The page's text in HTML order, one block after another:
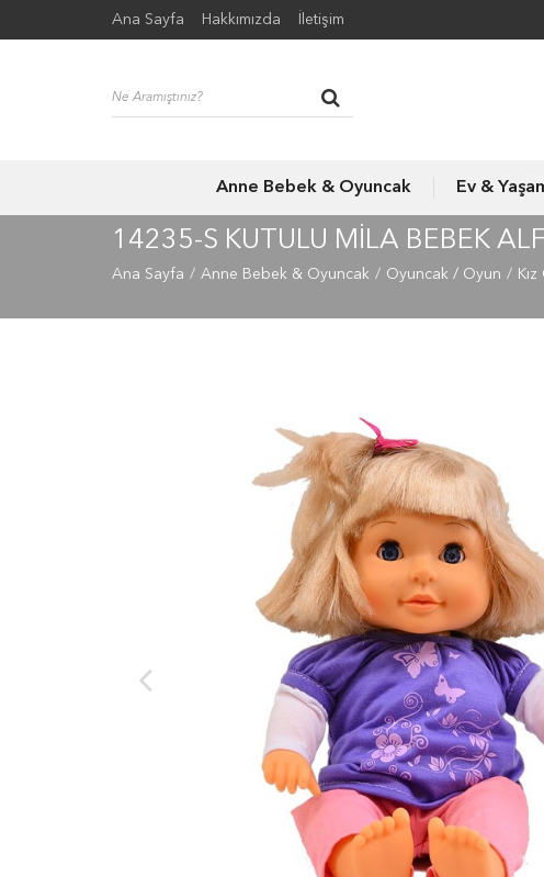
Ana Sayfa Hakkımızda İletişim
Anne Bebek & Oyuncak Ev &
14235-S KUTULU MİLA BEBEK
Ana Sayfa Anne Bebek & Oyuncak Oyuncak / Oyun